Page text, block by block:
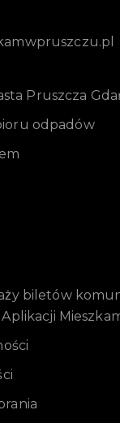
Pruszcza
odpadów
biletów